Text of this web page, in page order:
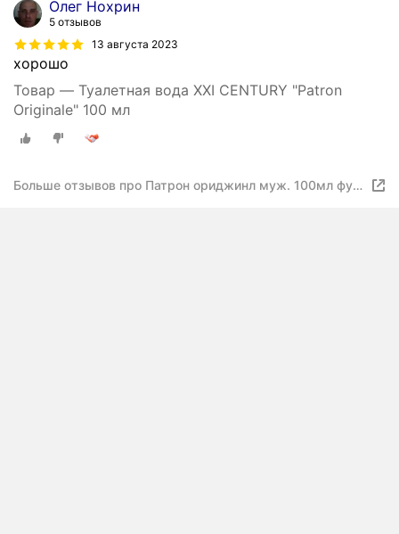
Олег Нохрин
5 отзывов
13 августа 2023
хорошо
Товар — Туалетная вода XXI CENTURY "Patron
Originale" 100 мл
Больше отзывов про Патрон ориджинл муж. 100мл фут